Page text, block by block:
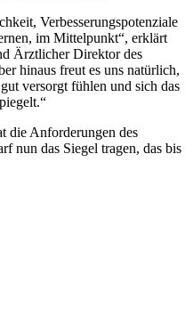
Verbesserungspotenziale
im Mittelpunkt“, erklärt
Ärztlicher Direktor des
hinaus freut es uns natürlich,
versorgt fühlen und sich das
die Anforderungen des
nun das Siegel tragen, das bis